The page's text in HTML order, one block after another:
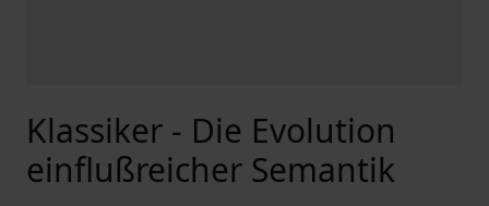
Klassiker - Die Evolution
einflußreicher Semantik